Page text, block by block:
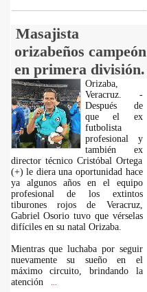
Masajista
orizabeños campeón
en primera división.
Orizaba,
Veracruz. -
Después de
que el ex
futbolista
profesional y
también ex
director técnico Cristóbal Ortega
(+) le diera una oportunidad hace
ya algunos años en el equipo
profesional de los extintos
tiburones rojos de Veracruz,
Gabriel Osorio tuvo que vérselas
difíciles en su natal Orizaba.
Mientras que luchaba por seguir
nuevamente su sueño en el
máximo circuito, brindando la
atención